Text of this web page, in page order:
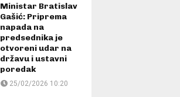
Ministar Bratislav
Gašić: Priprema
napada na
predsednika je
otvoreni udar na
državu i ustavni
poredak
25/02/2026 10:20